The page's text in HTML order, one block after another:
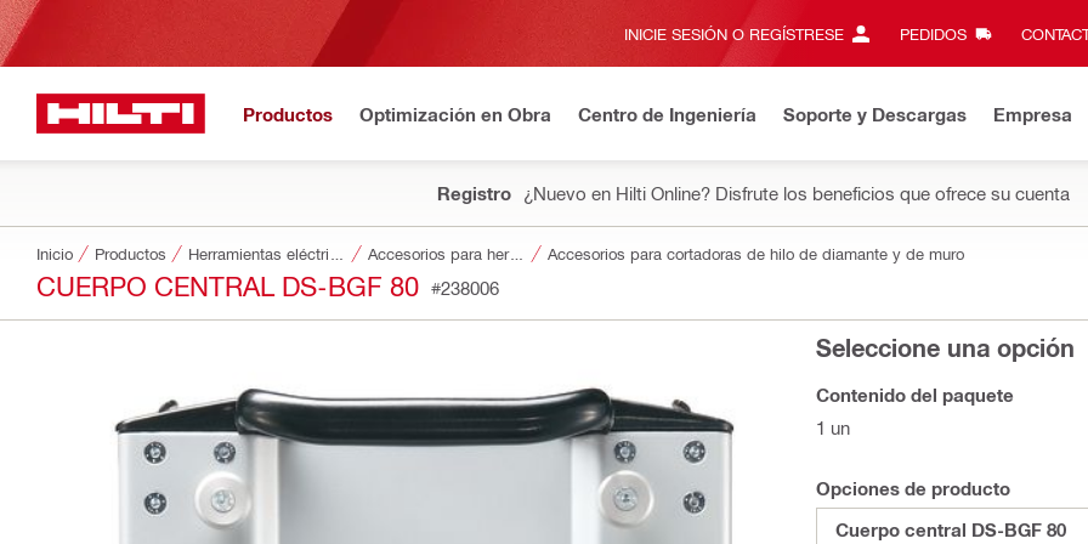
INICIE SESIÓN O REGÍSTRESE PEDIDOS
Productos Optimización en Obra Centro de Ingeniería Soporte y Descargas Empresa
Registro ¿Nuevo en Hilti Online? Disfrute los beneficios que ofrece su cuenta
Inicio Productos Accesorios para herramientas Accesorios para cortadoras de hilo de diamante y de muro
CUERPO CENTRAL DS-BGF 80 #238006
Seleccione una opción
Contenido del paquete
1 un
Opciones de producto
Cuerpo central DS-BGF 80